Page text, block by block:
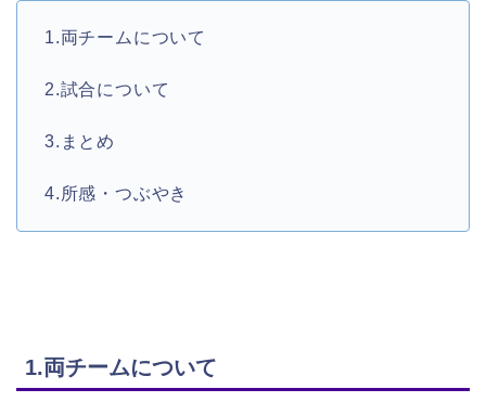
1.両チームについて
2.試合について
3.まとめ
4.所感・つぶやき
1.両チームについて